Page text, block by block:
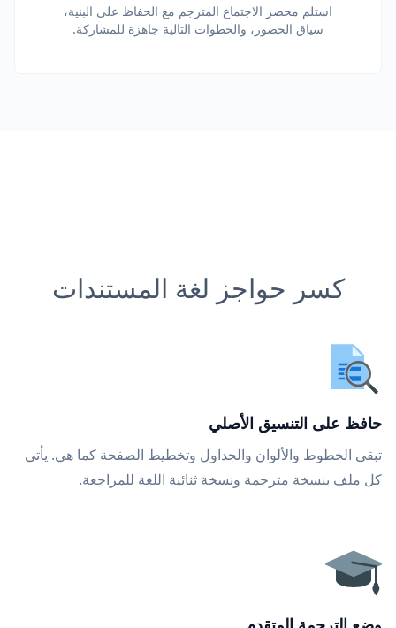
استلم محضر الاجتماع المترجم مع الحفاظ على البنية،
سياق الحضور، والخطوات التالية جاهزة للمشاركة.
كسر حواجز لغة المستندات
حافظ على التنسيق الأصلي
تبقى الخطوط والألوان والجداول وتخطيط الصفحة كما هي. يأتي
كل ملف بنسخة مترجمة ونسخة ثنائية اللغة للمراجعة.